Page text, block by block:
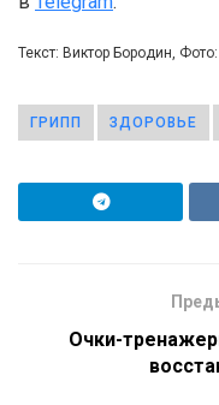
Текст: Виктор Бородин,
ГРИПП ЗДОРОВЬЕ
Очки-